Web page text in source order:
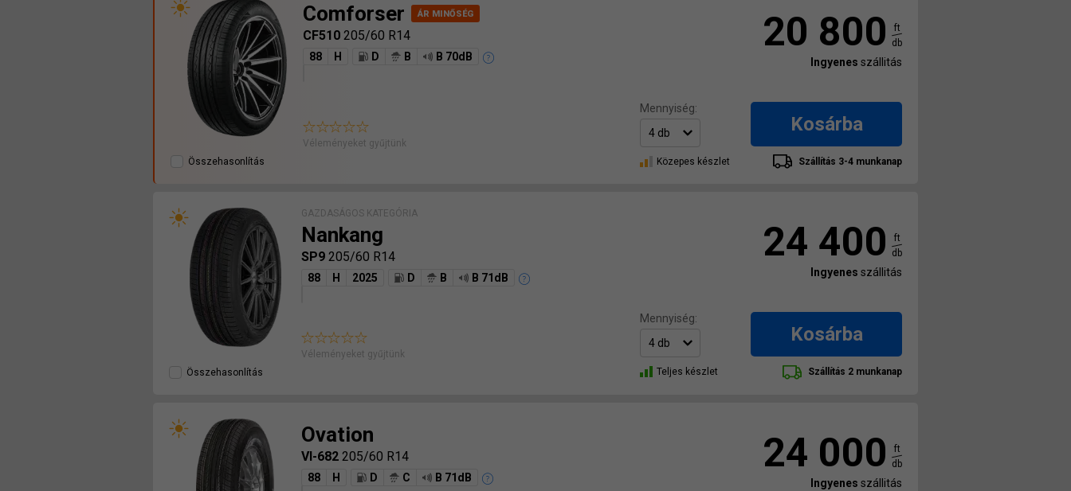
Comforser
CF510 205/60 R14
88 H D B B 70dB
Véleményeket gyűjtünk
Összehasonlítás
20 800
ft
db
Ingyenes szállitás
Mennyiség:
Kosárba
Közepes készlet Szállítás 3-4 munkanap
GAZDASÁGOS KATEGÓRIA
Nankang
SP9 205/60 R14
88 H 2025 D B B 71dB
Véleményeket gyűjtünk
Összehasonlítás
24 400
ft
db
Ingyenes szállitás
Mennyiség:
Kosárba
Teljes készlet Szállítás 2 munkanap
Ovation
VI-682 205/60 R14
88 H D C B 71dB
24 000
ft
db
Ingyenes szállitás